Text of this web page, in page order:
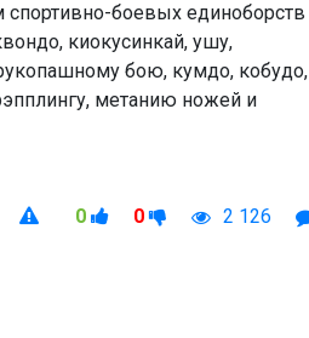
боевых единоборств
киокусинкай, ушу,
бою, кумдо, кобудо,
метанию ножей и
0 0 2 126